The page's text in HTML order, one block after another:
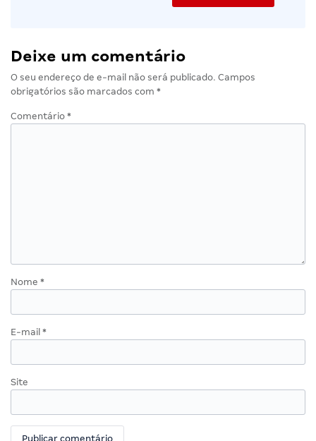
Deixe um comentário
O seu endereço de e-mail não será publicado. Campos
obrigatórios são marcados com *
Comentário *
Nome *
E-mail *
Site